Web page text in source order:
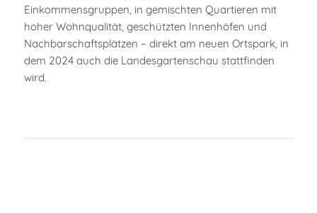
Einkommensgruppen, in gemischten Quartieren mit
hoher Wohnqualität, geschützten Innenhöfen und
Nachbarschaftsplätzen – direkt am neuen Ortspark, in
dem 2024 auch die Landesgartenschau stattfinden
wird.